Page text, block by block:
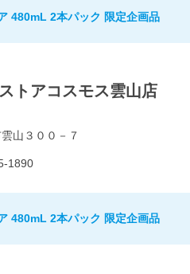
480mL 2本パック 限定企画品
トアコスモス雲山店
山３００－７
1890
480mL 2本パック 限定企画品